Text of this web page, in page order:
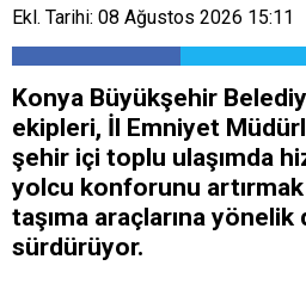
Ekl. Tarihi: 08 Ağustos 2026 15:11
Konya Büyükşehir
ekipleri, İl Emniyet
şehir içi toplu ulaşımda
yolcu konforunu artırmak
taşıma araçlarına
sürdürüyor.